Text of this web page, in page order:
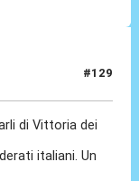
#129
di Vittoria dei
italiani. Un